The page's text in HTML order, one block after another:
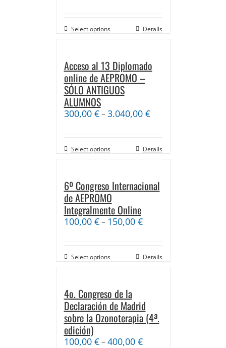
Select options Details
Acceso al 13 Diplomado
online de AEPROMO –
SÓLO ANTIGUOS
ALUMNOS
300,00 €–3.040,00 €
Select options Details
6º Congreso Internacional
de AEPROMO
Integralmente Online
100,00 €– 150,00 €
Select options Details
4o. Congreso de la
Declaración de Madrid
sobre la Ozonoterapia (4ª.
edición)
100,00 €–400,00 €